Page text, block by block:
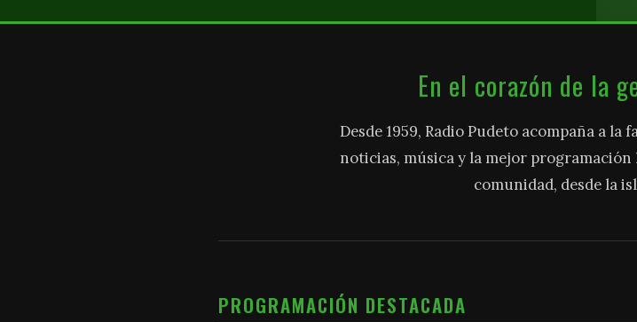
En el corazón de la
Desde 1959, Radio Pudeto acompaña a
noticias, música y la mejor programación
comunidad, desde la
PROGRAMACIÓN DESTACADA